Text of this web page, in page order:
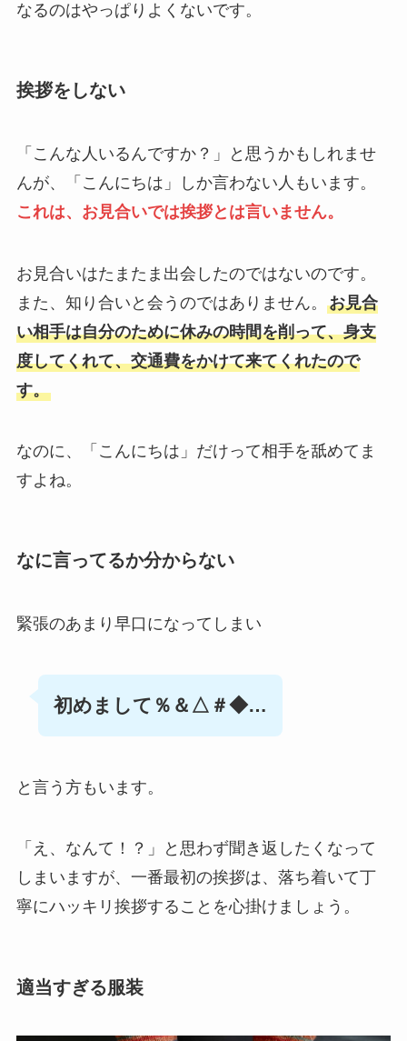
なるのはやっぱりよくないです。
挨拶をしない
「こんな人いるんですか？」と思うかもしれませ
んが、「こんにちは」しか言わない人もいます。
これは、お見合いでは挨拶とは言いません。
お見合いはたまたま出会したのではないのです。
また、知り合いと会うのではありません。 お見合
い相手は自分のために休みの時間を削って、身支
度してくれて、交通費をかけて来てくれたので
す。
なのに、「こんにちは」だけって相手を舐めてま
すよね。
なに言ってるか分からない
緊張のあまり早口になってしまい
初めまして％＆△＃◆…
と言う方もいます。
「え、なんて！？」と思わず聞き返したくなって
しまいますが、一番最初の挨拶は、落ち着いて丁
寧にハッキリ挨拶することを心掛けましょう。
適当すぎる服装